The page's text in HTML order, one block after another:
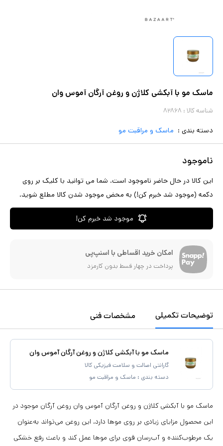
ماسک مو با آبکشی کلاژن و روغن آرگان آموس وان
شناسه کالا : ۸۲۸۶۸
دسته بندی : ماسک و مراقبت مو
ناموجود
این کالا در حال حاضر ناموجود است. شما می توانید با کلیک بر روی
دکمه (موجود شد خبرم کن!) به محض موجود شدن کالا مطلع شوید.
موجود شد خبرم کن!
امکان خرید اقساطی با اسنپ‌پی
پرداخت در چهار قسط بدون کارمزد
توضیحات تکمیلی مشخصات فنی
ماسک مو با آبکشی کلاژن و روغن آرگان آموس وان
گارانتی اصالت و سلامت فیزیکی کالا
دسته بندی : ماسک و مراقبت مو
ماسک مو با آبکشی کلاژن و روغن آرگان آموس وان روغن آرگان موجود در
این محصول مزایای زیادی بر روی موها دارد. این روغن می‌تواند به‌عنوان
یک مرطوب‌کننده و آب‌رسان قوی برای موها عمل کند و باعث رفع خشکی